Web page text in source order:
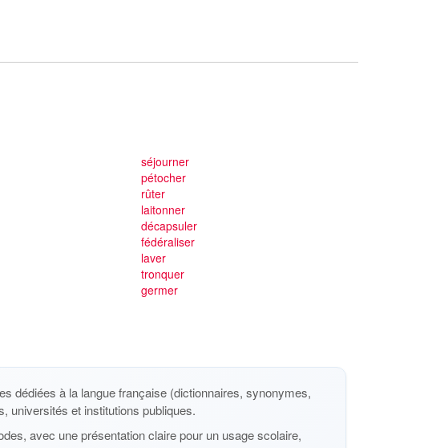
séjourner
pétocher
rûter
laitonner
décapsuler
fédéraliser
laver
tronquer
germer
dédiées à la langue française (dictionnaires, synonymes,
universités et institutions publiques.
avec une présentation claire pour un usage scolaire,